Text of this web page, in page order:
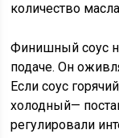
количество
Финишный соус
подаче. Он
Если соус
холодный—
регулировали